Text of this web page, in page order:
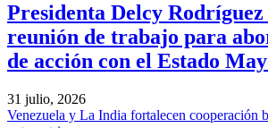
Presidenta Delcy
reunión de trabajo para
de acción con el Estado
31 julio, 2026
Venezuela y La India fortalecen cooperación